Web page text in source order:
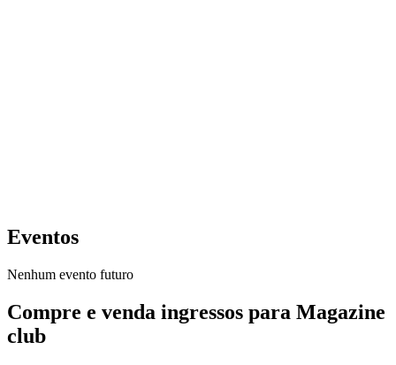
Eventos
Nenhum evento futuro
Compre e venda ingressos para Magazine
club